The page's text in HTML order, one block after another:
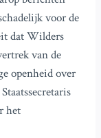
voor de
dat Wilders
van de
openheid over
het